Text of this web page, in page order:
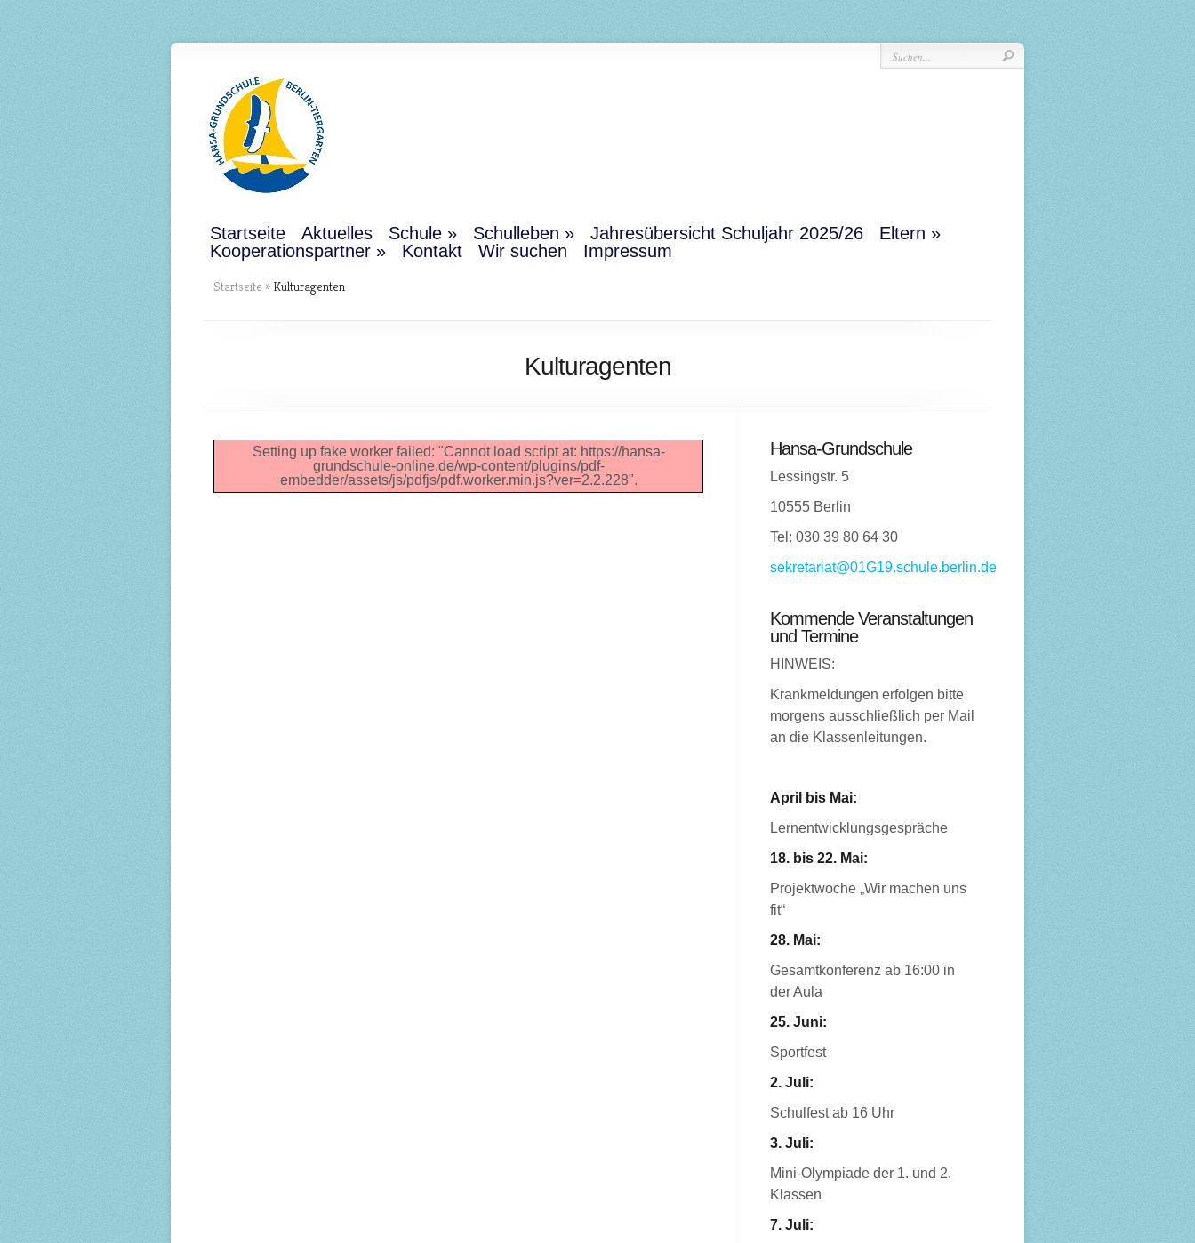
Startseite Aktuelles Schule Schulleben Jahresübersicht Schuljahr 2025/26
Eltern
Kooperationspartner
Kontakt Wir suchen Impressum
Startseite » Kulturagenten
Kulturagenten
Setting up fake worker failed: "Cannot load script at: https://hansa-
grundschule-online.de/wp-content/plugins/pdf-
embedder/assets/js/pdfjs/pdf.worker.min.js?ver=2.2.228".
Hansa-Grundschule
Lessingstr. 5
10555 Berlin
Tel: 030 39 80 64 30
sekretariat@01G19.schule.berlin.de
Kommende Veranstaltungen
und Termine
HINWEIS:
Krankmeldungen erfolgen bitte
morgens ausschließlich per Mail
an die Klassenleitungen.
April bis Mai:
Lernentwicklungsgespräche
18. bis 22. Mai:
Projektwoche „Wir machen uns
fit“
28. Mai:
Gesamtkonferenz ab 16:00 in
der Aula
25. Juni:
Sportfest
2. Juli:
Schulfest ab 16 Uhr
3. Juli:
Mini-Olympiade der 1. und 2.
Klassen
7. Juli: